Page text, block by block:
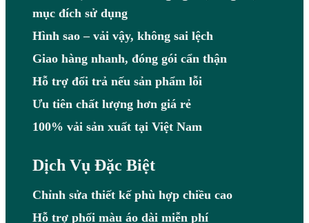
mục đích sử dụng
Hình sao – vải vậy, không sai lệch
Giao hàng nhanh, đóng gói cẩn thận
Hỗ trợ đổi trả nếu sản phẩm lỗi
Ưu tiên chất lượng hơn giá rẻ
100% vải sản xuất tại Việt Nam
Dịch Vụ Đặc Biệt
Chỉnh sửa thiết kế phù hợp chiều cao
Hỗ trợ phối màu áo dài miễn phí